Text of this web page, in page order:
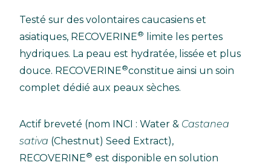
Testé sur des volontaires caucasiens et
asiatiques, RECOVERINE®
limite les pertes
hydriques. La peau est hydratée, lissée et plus
douce. RECOVERINE®constitue ainsi un soin
complet dédié aux peaux sèches.
Actif breveté (nom INCI : Water & Castanea
sativa (Chestnut) Seed Extract),
RECOVERINE® est disponible en solution